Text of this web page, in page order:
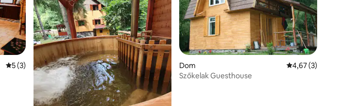
Średnia ocena: 5 na 5, liczba recenzji: 3
5 (3)
Dom Średnia ocena: 4,67
4,67 (3)
Szőkelak Guesthouse